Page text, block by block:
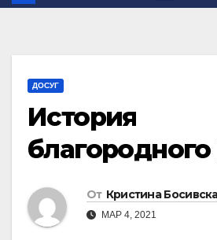
ДОСУГ
История
благородного
От Кристина
МАР 4, 2021